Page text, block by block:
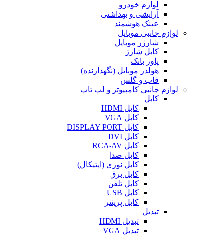
لوازم خودرو
آرایشی و بهداشتی
عینک هوشمند
لوازم جانبی موبایل
شارژر موبایل
کابل شارژ
پاور بانک
هولدر موبایل (نگهدارنده)
قاب و گلس
لوازم جانبی کامپیوتر و لپ تاپ
کابل
کابل HDMI
کابل VGA
کابل DISPLAY PORT
کابل DVI
کابل RCA-AV
کابل صدا
کابل نوری (اپتیکال)
کابل برق
کابل تلفن
کابل USB
کابل پرینتر
تبدیل
تبدیل HDMI
تبدیل VGA